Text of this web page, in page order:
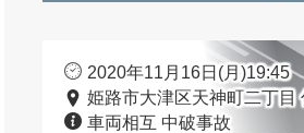
2020年11月16日(月)19:45
姫路市大津区天神町二丁目
車両相互 中破事故